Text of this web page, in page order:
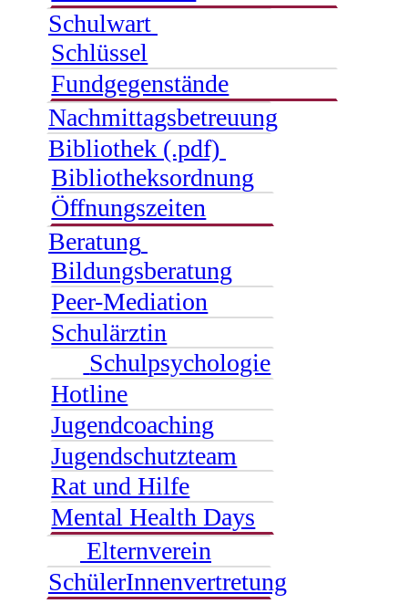
Schulwart
Schlüssel
Fundgegenstände
Nachmittagsbetreuung
Bibliothek (.pdf)
Bibliotheksordnung
Öffnungszeiten
Beratung
Bildungsberatung
Peer-Mediation
Schulärztin
Schulpsychologie
Hotline
Jugendcoaching
Jugendschutzteam
Rat und Hilfe
Mental Health Days
Elternverein
SchülerInnenvertretung